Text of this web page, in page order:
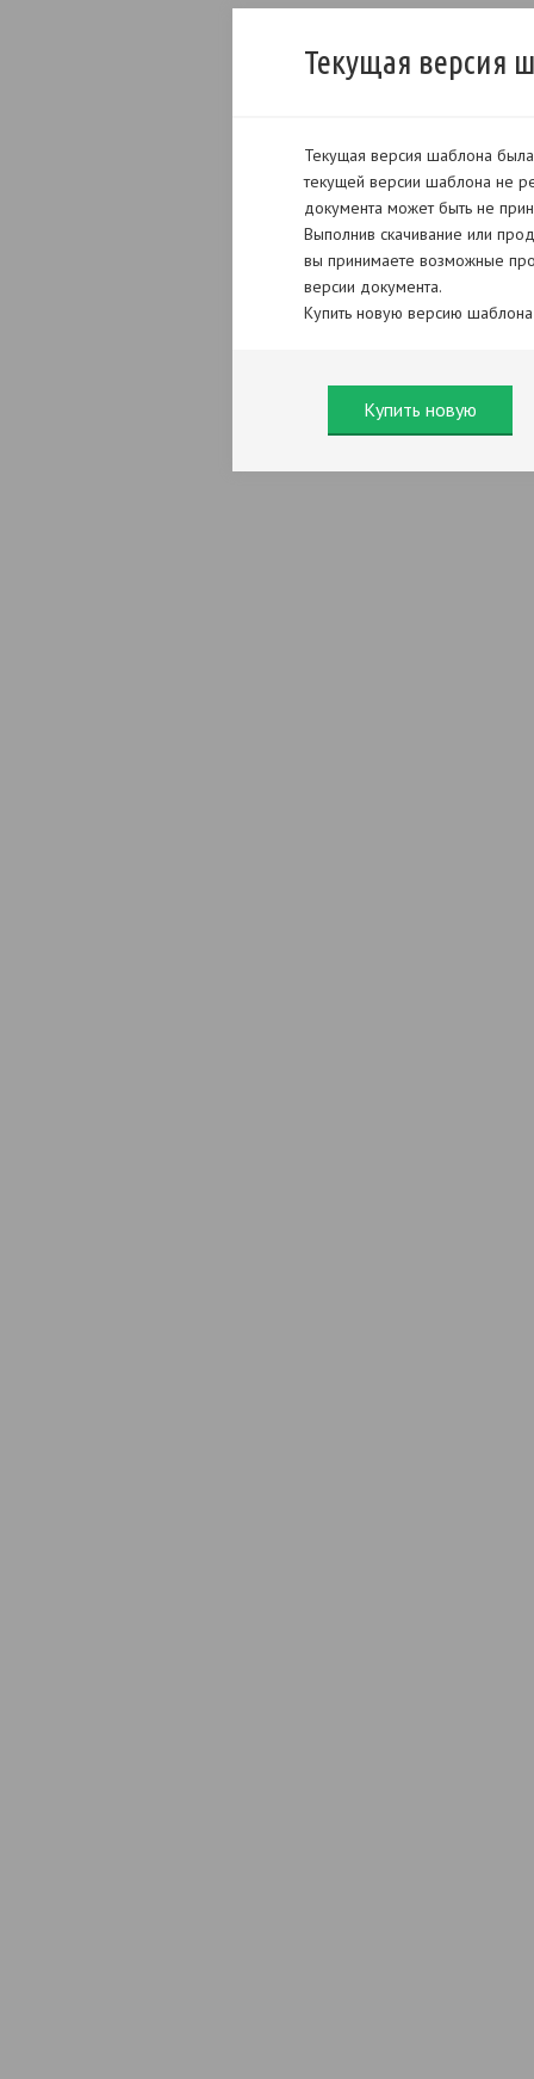
Текущая версия
Текущая версия шаблона
текущей версии шаблона не
документа может быть не
Выполнив скачивание или
вы принимаете возможные
версии документа.
Купить новую версию
Купить новую